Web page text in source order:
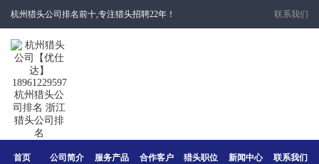
杭州猎头公司排名前十,专注猎头招聘22年！ 联系我们
首页 公司简介 服务产品 合作客户 猎头职位 新闻中心 联系我们